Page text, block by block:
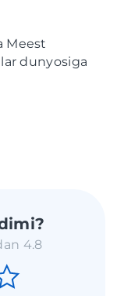
Meest
dunyosiga
4.8